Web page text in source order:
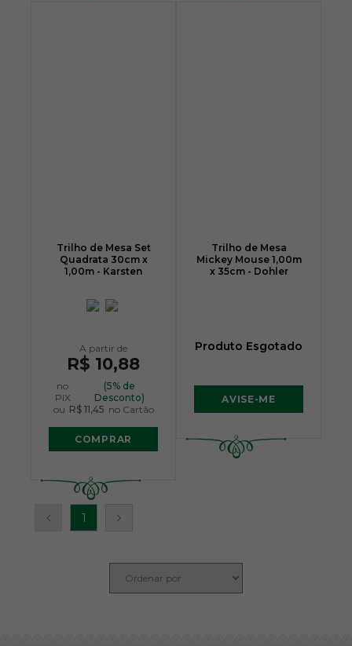
Trilho de Mesa Set
Quadrata 30cm x
1,00m - Karsten
R$ 10,88
no
PIX
(5% de
Desconto)
ou R$ 11,45 no Cartão
COMPRAR
Trilho de Mesa
Mickey Mouse 1,00m
x 35cm - Dohler
Produto Esgotado
AVISE-ME
1